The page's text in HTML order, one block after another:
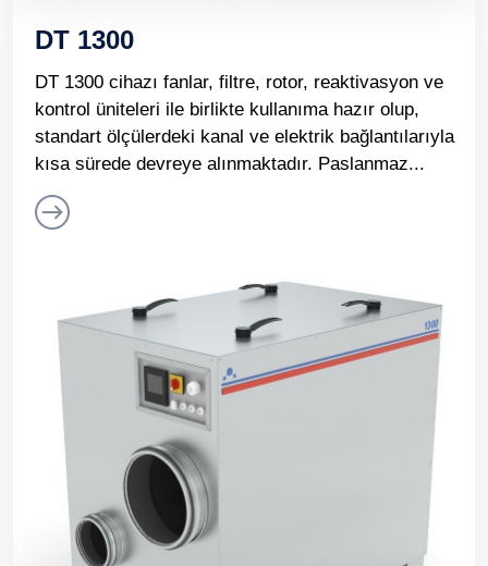
DT 1300
DT 1300 cihazı fanlar, filtre, rotor, reaktivasyon ve
kontrol üniteleri ile birlikte kullanıma hazır olup,
standart ölçülerdeki kanal ve elektrik bağlantılarıyla
kısa sürede devreye alınmaktadır. Paslanmaz...